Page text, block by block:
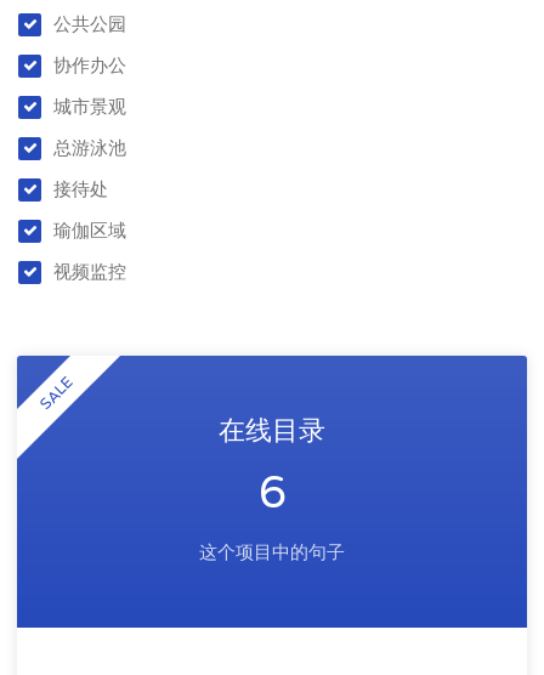
公共公园
协作办公
城市景观
总游泳池
接待处
瑜伽区域
视频监控
SALE
在线目录
6
这个项目中的句子